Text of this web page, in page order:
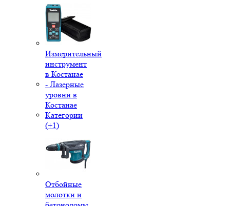
Измерительный
инструмент
в Костанае
- Лазерные
уровни в
Костанае
Категории
(+1)
Отбойные
молотки и